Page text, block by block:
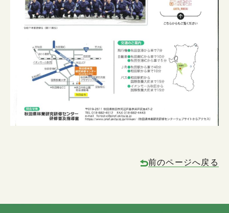
前のページへ戻る